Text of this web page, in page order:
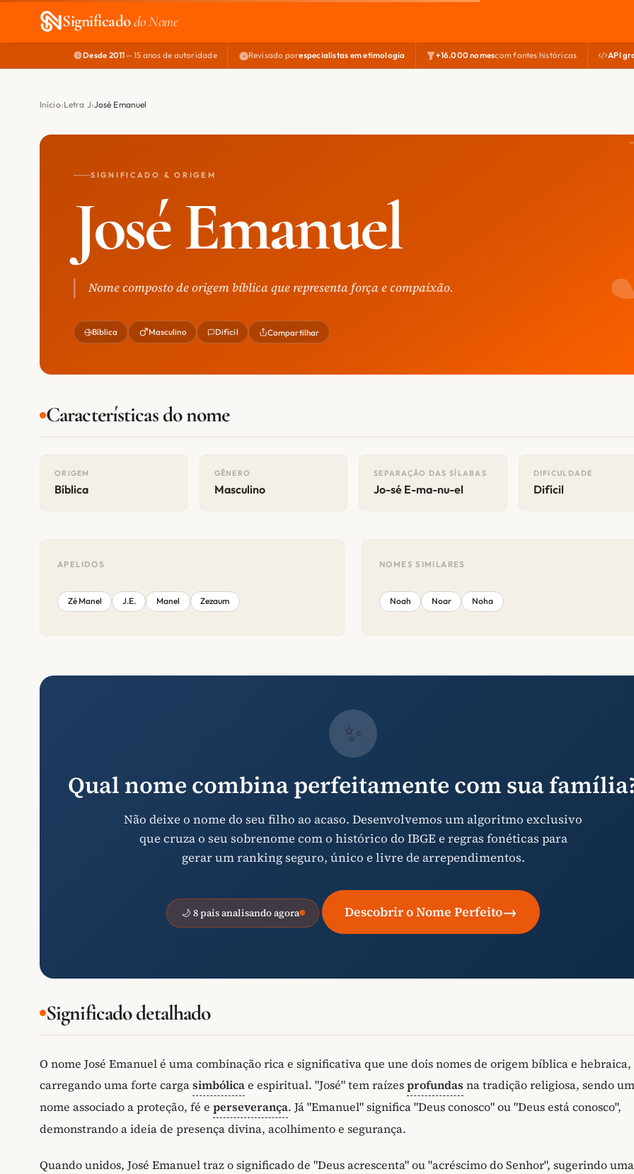
Significadodo Nome
Desde 2011— 15 anos de autoridade Revisado porespecialistas em etimologia +16.000 nomescom fontes históricas API
Início Letra J José Emanuel
SIGNIFICADO & ORIGEM
José Emanuel
Nome composto de origem bíblica que representa força e compaixão.
Bíblica Masculino Difícil Compartilhar
Características do nome
ORIGEM
Bíblica
GÊNERO
Masculino
SEPARAÇÃO DAS SÍLABAS
Jo-sé E-ma-nu-el
DIFICULDADE
Difícil
APELIDOS
Zé Manel J.E. Manel Zezaum
NOMES SIMILARES
Noah Noar Noha
✨
Qual nome combina perfeitamente com sua
Não deixe o nome do seu filho ao acaso. Desenvolvemos um algoritmo exclusivo
que cruza o seu sobrenome com o histórico do IBGE e regras fonéticas para
gerar um ranking seguro, único e livre de arrependimentos.
🌙 8 pais analisando agora Descobrir o Nome Perfeito→
Significado detalhado
O nome José Emanuel é uma combinação rica e significativa que une dois nomes de origem bíblica e hebraica,
carregando uma forte cargasimbólicae espiritual. "José" tem raízesprofundas na tradição religiosa, sendo um
nome associado a proteção, fé e perseverança. Já "Emanuel" significa "Deus conosco" ou "Deus está conosco",
demonstrando a ideia de presença divina, acolhimento e segurança.
Quando unidos, José Emanuel traz o significado de "Deus acrescenta" ou "acréscimo do Senhor", sugerindo uma